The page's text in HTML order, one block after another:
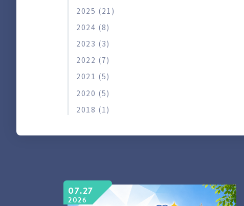
2025 (21)
2024 (8)
2023 (3)
2022 (7)
2021 (5)
2020 (5)
2018 (1)
07.27
2026